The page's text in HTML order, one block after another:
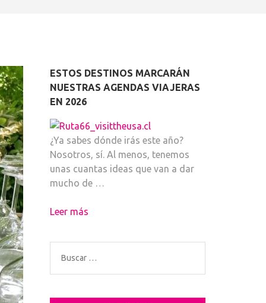
ESTOS DESTINOS MARCARÁN
NUESTRAS AGENDAS VIAJERAS
EN 2026
¿Ya sabes dónde irás este año?
Nosotros, sí. Al menos, tenemos
unas cuantas ideas que van a dar
mucho de …
Leer más
Buscar: